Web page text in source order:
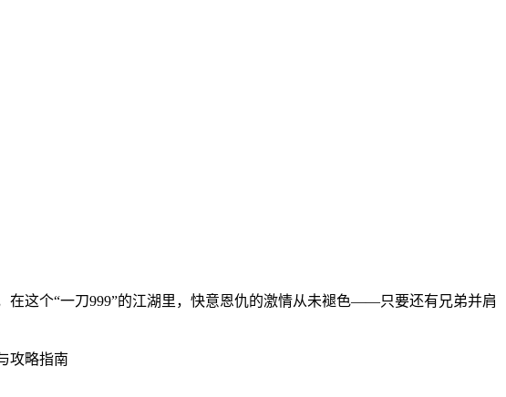
这个“一刀999”的江湖里，快意恩仇的激情从未褪色——只要还有兄弟并肩